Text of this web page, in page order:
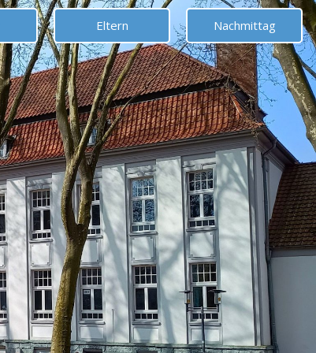
Eltern Nachmittag